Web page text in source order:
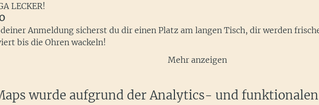
LECKER!
Anmeldung sicherst du dir einen Platz am langen Tisch, dir werden
bis die Ohren wackeln!
Mehr anzeigen
wurde aufgrund der Analytics- und